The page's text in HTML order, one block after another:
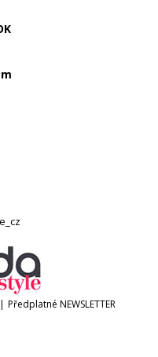
| Předplatné NEWSLETTER